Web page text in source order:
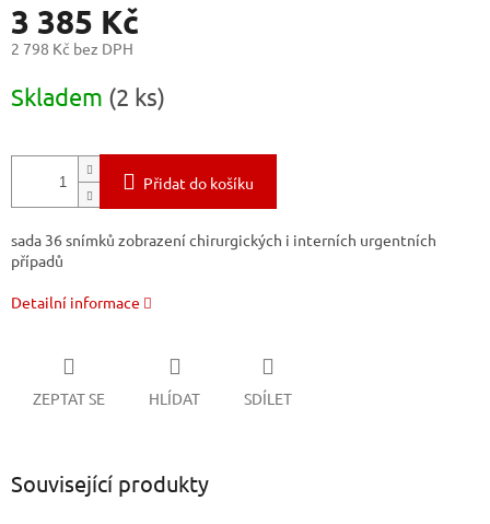
3 385 Kč
2 798 Kč bez DPH
cena:
Skladem (2 ks)
Přidat do košíku
sada 36 snímků zobrazení chirurgických i interních urgentních
případů
Detailní informace
ZEPTAT SE HLÍDAT SDÍLET
Související produkty